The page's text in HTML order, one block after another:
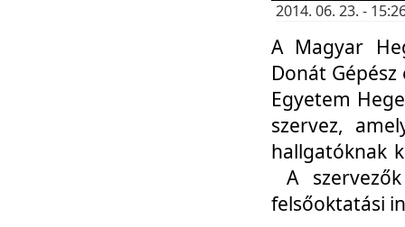
2014. 06. 23. -
A Magyar
Donát
Egyetem
szervez,
hallgatóknak
A
felsőoktatási